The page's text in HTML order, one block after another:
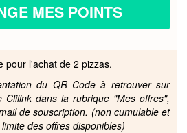
MES POINTS
pour l'achat de 2 pizzas.
du QR Code à retrouver sur
Cliiink dans la rubrique "Mes offres",
de souscription. (non cumulable et
des offres disponibles)